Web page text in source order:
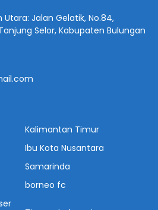
Utara: Jalan Gelatik, No.84,
Selor, Kabupaten Bulungan
Kalimantan Timur
Ibu Kota Nusantara
Samarinda
borneo fc